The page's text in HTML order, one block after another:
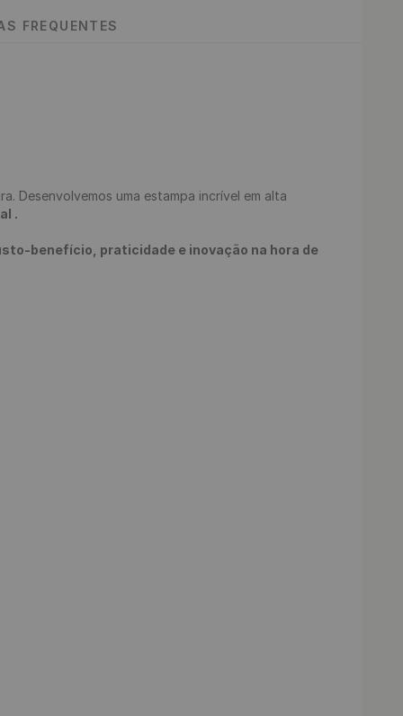
FREQUENTES
.
benefício, praticidade e inovação na hora de